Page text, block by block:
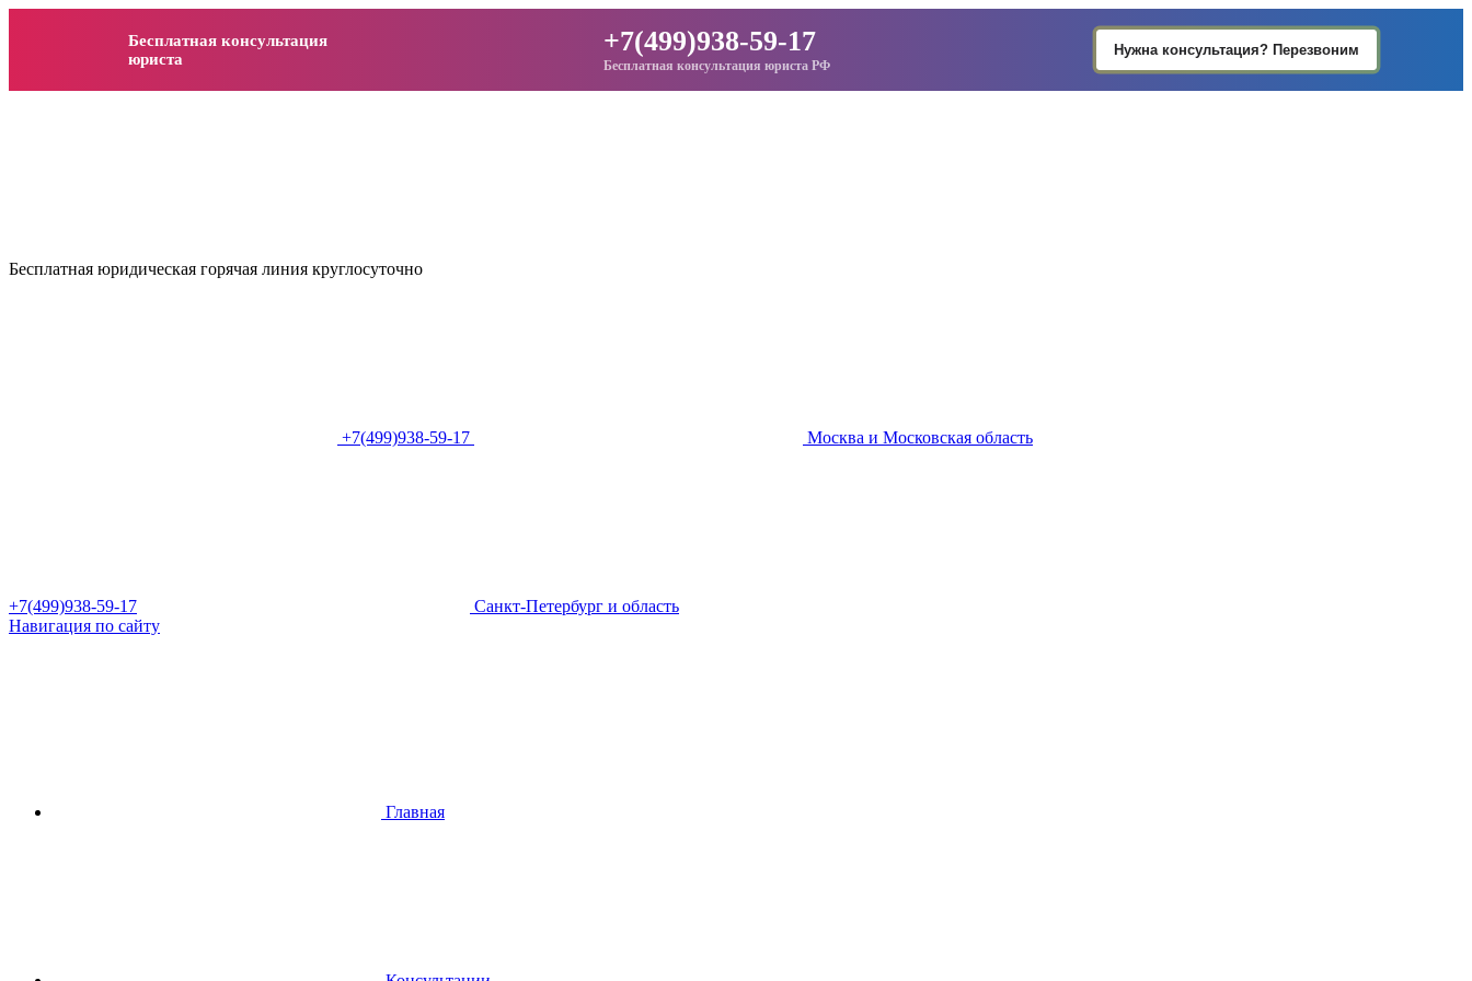
Бесплатная консультация
юриста
+7(499)938-59-17
Бесплатная консультация юриста РФ
Нужна консультация? Перезвоним
Бесплатная юридическая горячая линия круглосуточно
+7(499)938-59-17 Москва и Московская область
+7(499)938-59-17
Санкт-Петербург и область
Навигация по сайту
Главная